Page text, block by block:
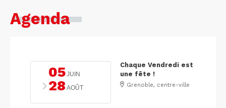
Agenda
05JUIN
28 AOÛT
Chaque Vendredi est
une fête !
Grenoble, centre-ville